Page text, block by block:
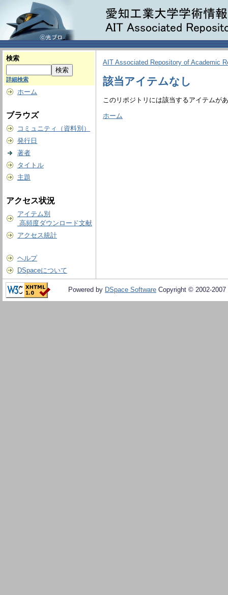
検索
詳細検索
ホーム
ブラウズ
コミュニティ（資料別）
発行日
著者
タイトル
主題
アクセス状況
アイテム別
高頻度ダウンロード文献
アクセス統計
ヘルプ
DSpaceについて
AIT Associated Repository of Academic
該当アイテムなし
このリポジトリには該当するアイテムが
ホーム
Powered by DSpace Software Copyright © 2002-2007